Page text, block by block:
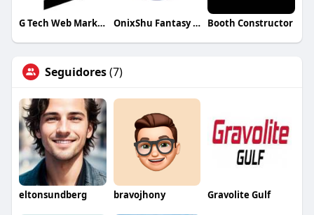
G Tech Web Marketing OnixShu Fantasy Workshop Booth Constructor
Seguidores(7)
eltonsundberg bravojhony Gravolite Gulf